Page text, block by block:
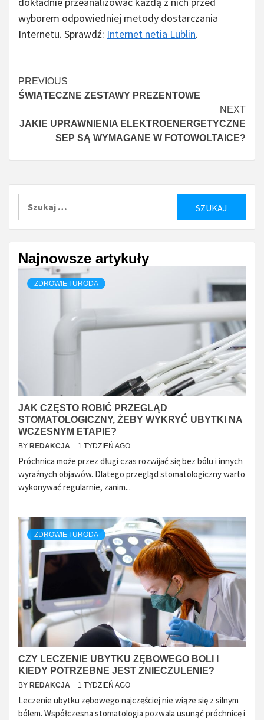
wyborem odpowiedniej metody dostarczania
Internetu. Sprawdź: Internet netia Lublin.
Continue
Reading
PREVIOUS
ŚWIĄTECZNE ZESTAWY PREZENTOWE
NEXT
JAKIE UPRAWNIENIA ELEKTROENERGETYCZNE
SEP SĄ WYMAGANE W FOTOWOLTAICE?
Najnowsze artykuły
ZDROWIE I URODA
JAK CZĘSTO ROBIĆ PRZEGLĄD
STOMATOLOGICZNY, ŻEBY WYKRYĆ UBYTKI NA
WCZESNYM ETAPIE?
BY REDAKCJA 1 TYDZIEŃ AGO
Próchnica może przez długi czas rozwijać się bez bólu i innych
wyraźnych objawów. Dlatego przegląd stomatologiczny warto
wykonywać regularnie, zanim...
ZDROWIE I URODA
CZY LECZENIE UBYTKU ZĘBOWEGO BOLI I
KIEDY POTRZEBNE JEST ZNIECZULENIE?
BY REDAKCJA 1 TYDZIEŃ AGO
Leczenie ubytku zębowego najczęściej nie wiąże się z silnym
bólem. Współczesna stomatologia pozwala usunąć próchnicę i